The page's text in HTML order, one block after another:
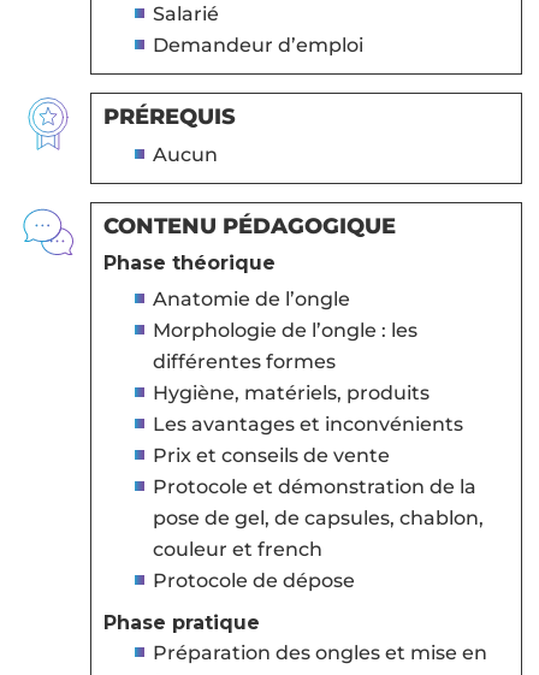
Salarié
Demandeur d’emploi
PRÉREQUIS
Aucun
CONTENU PÉDAGOGIQUE
Phase théorique
Anatomie de l’ongle
Morphologie de l’ongle : les
différentes formes
Hygiène, matériels, produits
Les avantages et inconvénients
Prix et conseils de vente
Protocole et démonstration de la
pose de gel, de capsules, chablon,
couleur et french
Protocole de dépose
Phase pratique
Préparation des ongles et mise en